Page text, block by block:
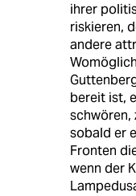
ihrer
riskieren,
andere
bereit ist,
schwören,
sobald er
Fronten
wenn der